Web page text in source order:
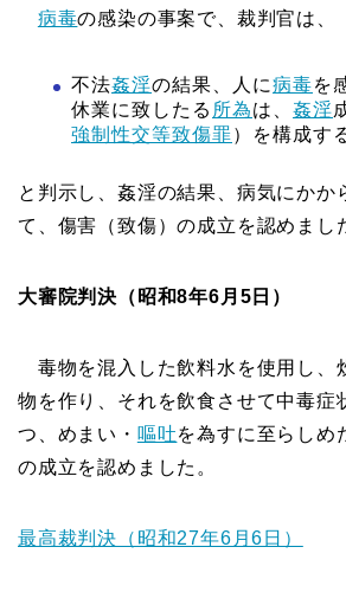
病毒の感染の事案で、裁判官は、
不法姦淫の結果、人に病毒を
休業に致したる 所為は、 姦淫
強制性交等致傷罪）を構成す
と判示し、姦淫の結果、病気にかか
て、傷害（致傷）の成立を認めまし
大審院判決（昭和8年6月5日）
毒物を混入した飲料水を使用し、
物を作り、それを飲食させて中毒症
つ、めまい・ 嘔吐を為すに至らしめ
の成立を認めました。
最高裁判決（昭和27年6月6日）